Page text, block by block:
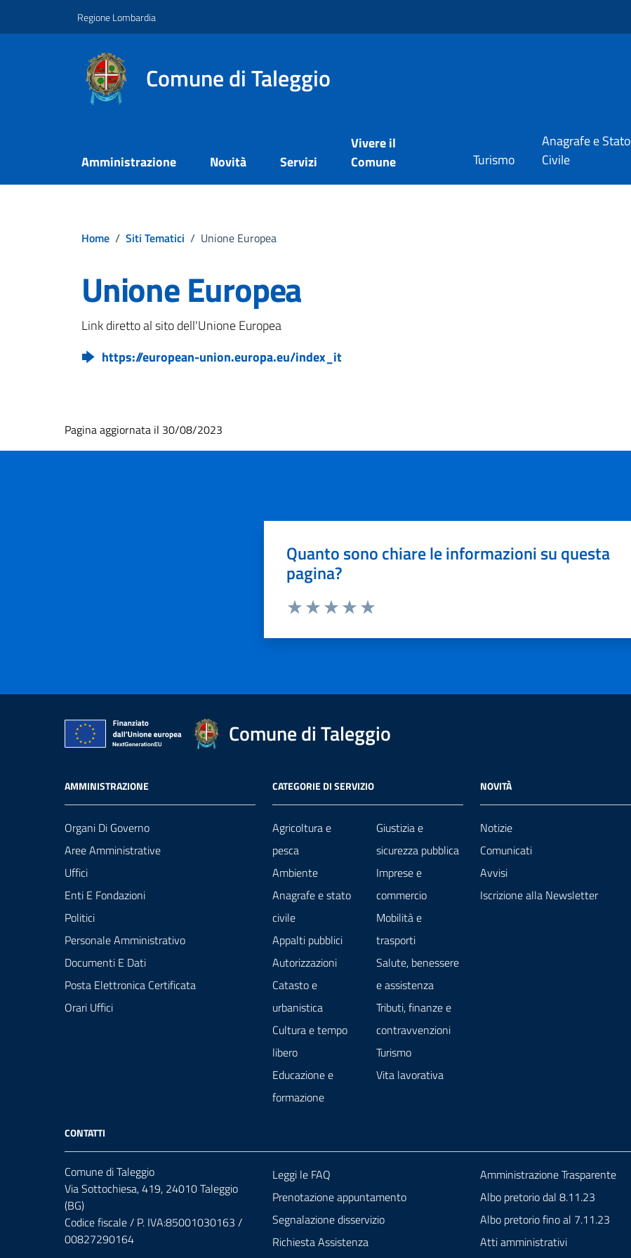
Regione Lombardia
Comune di Taleggio
Amministrazione Novità Servizi
Vivere il
Comune
Turismo
Anagrafe e Stato
Civile
Home / Siti Tematici / Unione Europea
Unione Europea
Link diretto al sito dell'Unione Europea
https://european-union.europa.eu/index_it
Pagina aggiornata il 30/08/2023
Quanto sono chiare le informazioni su questa
pagina?
Comune di Taleggio
AMMINISTRAZIONE
Organi Di Governo
Aree Amministrative
Uffici
Enti E Fondazioni
Politici
Personale Amministrativo
Documenti E Dati
Posta Elettronica Certificata
Orari Uffici
CATEGORIE DI SERVIZIO
Agricoltura e
pesca
Ambiente
Anagrafe e stato
civile
Appalti pubblici
Autorizzazioni
Catasto e
urbanistica
Cultura e tempo
libero
Educazione e
formazione
Giustizia e
sicurezza pubblica
Imprese e
commercio
Mobilità e
trasporti
Salute, benessere
e assistenza
Tributi, finanze e
contravvenzioni
Turismo
Vita lavorativa
NOVITÀ
Notizie
Comunicati
Avvisi
Iscrizione alla Newsletter
CONTATTI
Comune di Taleggio
Via Sottochiesa, 419, 24010 Taleggio
(BG)
Codice fiscale / P. IVA:85001030163 /
00827290164
Leggi le FAQ
Prenotazione appuntamento
Segnalazione disservizio
Richiesta Assistenza
Amministrazione Trasparente
Albo pretorio dal 8.11.23
Albo pretorio fino al 7.11.23
Atti amministrativi